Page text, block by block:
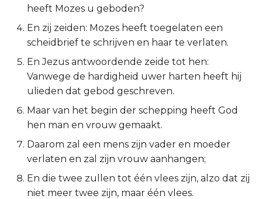
Ruth
1 Samuël
2 Samuël
1 Koningen
2 Koningen
1 Kronieken
2 Kronieken
heeft Mozes u geboden?
En zij zeiden: Mozes heeft toegelaten een
scheidbrief te schrijven en haar te verlaten.
En Jezus antwoordende zeide tot hen:
Vanwege de hardigheid uwer harten heeft hij
ulieden dat gebod geschreven.
Maar van het begin der schepping heeft God
hen man en vrouw gemaakt.
Daarom zal een mens zijn vader en moeder
verlaten en zal zijn vrouw aanhangen;
En die twee zullen tot één vlees zijn, alzo dat zij
niet meer twee zijn, maar één vlees.